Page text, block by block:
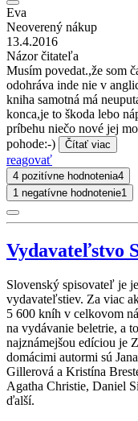
Eva
Neoverený nákup
13.4.2016
Názor čitateľa
Musím povedat.,že som
odohráva inde nie v
kniha samotná má
konca,je to škoda lebo
príbehu niečo nové jej
pohode:-)
Čítať viac
reagovať
4 pozitívne hodnotenia4
1 negatívne hodnotenie1
Vydavateľstvo
Slovenský spisovateľ je
vydavateľstiev. Za viac
5 600 kníh v celkovom
na vydávanie beletrie, a
najznámejšou edíciou je
domácimi autormi sú
Gillerová a Kristína
Agatha Christie, Daniel
ďalší.